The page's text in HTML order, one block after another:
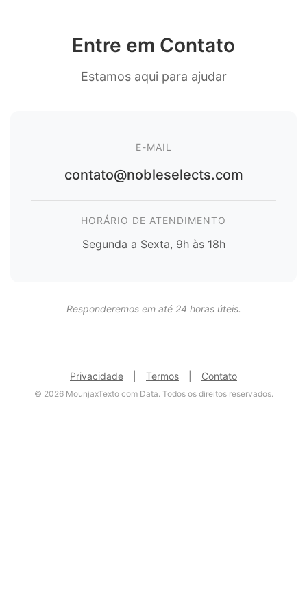
Entre em Contato
Estamos aqui para ajudar
E-MAIL
contato@nobleselects.com
HORÁRIO DE ATENDIMENTO
Segunda a Sexta, 9h às 18h
Responderemos em até 24 horas úteis.
Privacidade Termos Contato
© 2026 MounjaxTexto com Data. Todos os direitos reservados.